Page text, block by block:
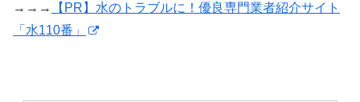
→→→
【PR】水のトラブルに！優良専門業者紹介サイト
「水110番」